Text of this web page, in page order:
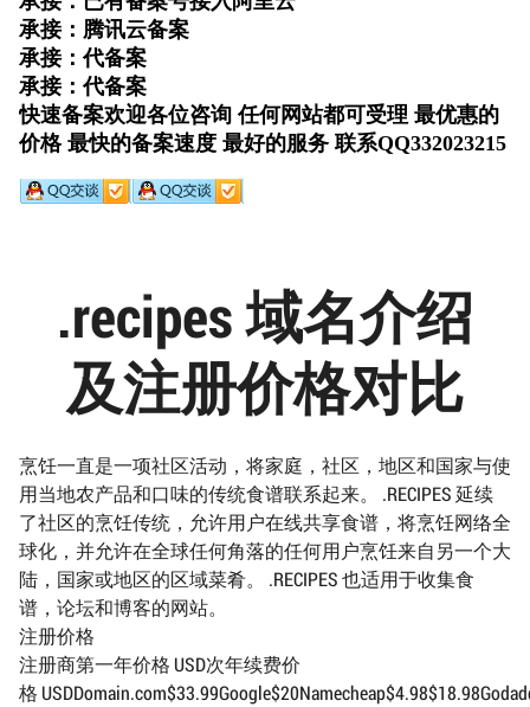
.recipes 域名介绍
及注册价格对比
烹饪一直是一项社区活动，将家庭，社区，地区和国家与使
用当地农产品和口味的传统食谱联系起来。 .RECIPES 延续
了社区的烹饪传统，允许用户在线共享食谱，将烹饪网络全
球化，并允许在全球任何角落的任何用户烹饪来自另一个大
陆，国家或地区的区域菜肴。 .RECIPES 也适用于收集食
谱，论坛和博客的网站。
注册价格
注册商第一年价格 USD次年续费价
格